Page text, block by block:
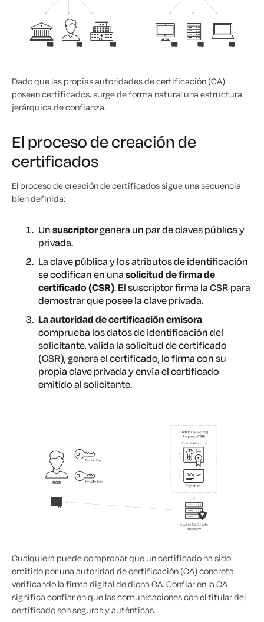
Dado que las propias autoridades de certificación (CA)
poseen certificados, surge de forma natural una estructura
jerárquica de confianza.
El proceso de creación de
certificados
El proceso de creación de certificados sigue una secuencia
bien definida:
Unsuscriptorgenera un par de claves pública y
privada.
La clave pública y los atributos de identificación
se codifican en unasolicitud de firma de
certificado (CSR). El suscriptor firma la CSR para
demostrar que posee la clave privada.
La autoridad de certificación emisora
comprueba los datos de identificación del
solicitante, valida la solicitud de certificado
(CSR), genera el certificado, lo firma con su
propia clave privada y envía el certificado
emitido al solicitante.
Cualquiera puede comprobar que un certificado ha sido
emitido por una autoridad de certificación (CA) concreta
verificando la firma digital de dicha CA. Confiar en la CA
significa confiar en que las comunicaciones con el titular del
certificado son seguras y auténticas.